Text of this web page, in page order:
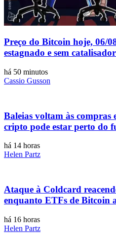
Preço do Bitcoin hoje, 06/
estagnado e sem
há 50 minutos
Cassio Gusson
Baleias voltam às compras
cripto pode estar perto do
há 14 horas
Helen Partz
Ataque à Coldcard
enquanto ETFs de Bitcoin
há 16 horas
Helen Partz